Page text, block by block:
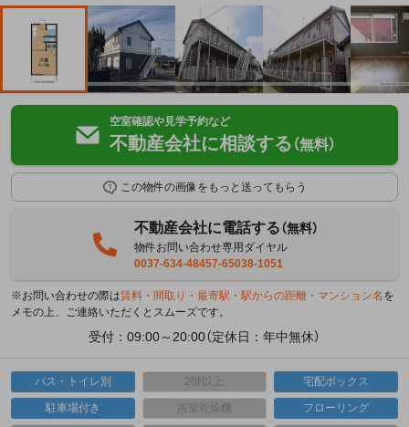
空室確認や見学予約など
不動産会社に相談する （無料）
この物件の画像をもっと送ってもらう
不動産会社に電話する（無料）
物件お問い合わせ専用ダイヤル
0037-634-48457-65038-1051
※お問い合わせの際は賃料・間取り・最寄駅・駅からの距離・マンション名 を
メモの上、ご連絡いただくとスムーズです。
受付：09:00～20:00（定休日：年中無休）
バス・トイレ別 2階以上 宅配ボックス
駐車場付き 浴室乾燥機 フローリング